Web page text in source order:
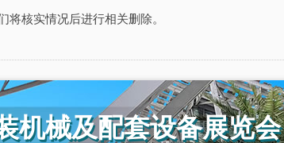
核实情况后进行相关删除。
机械及配套设备展览会